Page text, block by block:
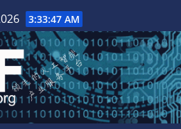
3:33:48 AM